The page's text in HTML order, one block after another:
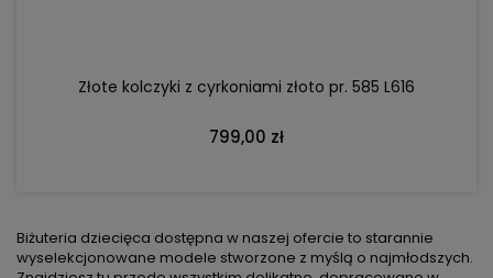
Złote kolczyki z cyrkoniami złoto pr. 585 L616
799,00 zł
Biżuteria dziecięca dostępna w naszej ofercie to starannie
wyselekcjonowane modele stworzone z myślą o najmłodszych.